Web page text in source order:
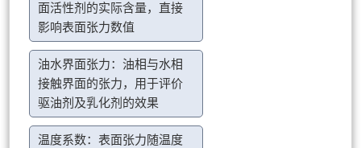
面活性剂的实际含量，直接
影响表面张力数值
油水界面张力：油相与水相
接触界面的张力，用于评价
驱油剂及乳化剂的效果
温度系数：表面张力随温度